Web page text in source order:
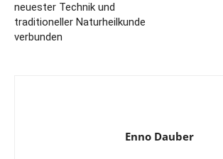
neuester Technik und
traditioneller Naturheilkunde
verbunden
Enno Dauber